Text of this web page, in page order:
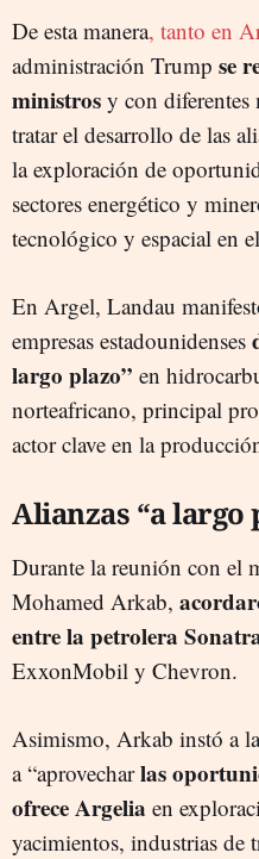
De esta manera, tanto en
administración Trump se
ministros y con
tratar el desarrollo de las
la exploración de
sectores energético y
tecnológico y espacial en
En Argel, Landau
empresas estadounidenses
largo plazo” en
norteafricano, principal
actor clave en la
Alianzas “a largo
Durante la reunión con el
Mohamed Arkab,
entre la petrolera
ExxonMobil y Chevron.
Asimismo, Arkab instó a
a “aprovecharlas
ofrece Argelia en
yacimientos, industrias de